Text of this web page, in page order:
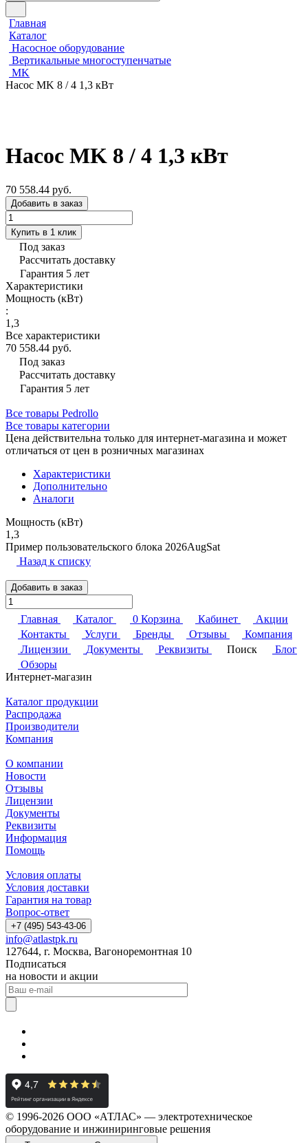
Главная
Каталог
Насосное оборудование
Вертикальные многоступенчатые
MK
Насос MK 8 / 4 1,3 кВт
Насос MK 8 / 4 1,3 кВт
70 558.44 руб.
Добавить в заказ
Купить в 1 клик
Под заказ
Рассчитать доставку
Гарантия 5 лет
Характеристики
Мощность (кВт)
:
1,3
Все характеристики
70 558.44 руб.
Под заказ
Рассчитать доставку
Гарантия 5 лет
Все товары Pedrollo
Все товары категории
Цена действительна только для интернет-магазина и может
отличаться от цен в розничных магазинах
Характеристики
Дополнительно
Аналоги
Мощность (кВт)
1,3
Пример пользовательского блока 2026AugSat
Назад к списку
Добавить в заказ
Главная Каталог 0 Корзина Кабинет
Акции
Контакты
Услуги Бренды Отзывы
Компания
Лицензии
Документы Реквизиты Поиск
Блог
Обзоры
Интернет-магазин
Каталог продукции
Распродажа
Производители
Компания
О компании
Новости
Отзывы
Лицензии
Документы
Реквизиты
Информация
Помощь
Условия оплаты
Условия доставки
Гарантия на товар
Вопрос-ответ
+7 (495) 543-43-06
info@atlastpk.ru
127644, г. Москва, Вагоноремонтная 10
Подписаться
на новости и акции
© 1996-2026 ООО «АТЛАС» — электротехническое
оборудование и инжиниринговые решения